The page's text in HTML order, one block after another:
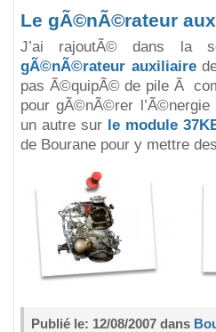
Le gÃ©nÃ©rateur
J’ai rajoutÃ© dans la
gÃ©nÃ©rateur auxiliaire
pas Ã©quipÃ© de pile Ã
pour gÃ©nÃ©rer
un autre sur le module
de Bourane pour y mettre
Publié le: 12/08/2007 dans